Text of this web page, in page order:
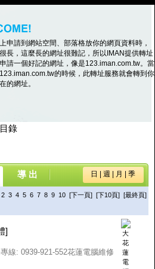
申請到網站空間、部落格放你的網頁資料時，
長，這麼長的網址很難記，所以IMAN提供轉址
請一個好記的網址，像是123.iman.com.tw。當
的時候，此轉址服務就會轉到你
的網址。
錄
導 出 日 週 月 季
2 3 4 5 6 7 8 9 10 [下一頁] [下10頁] [最終頁]
]
線: 0939-921-552花蓮電腦維修